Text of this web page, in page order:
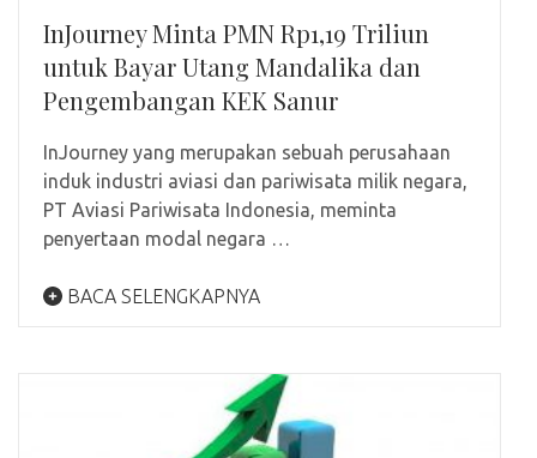
InJourney Minta PMN Rp1,19 Triliun
untuk Bayar Utang Mandalika dan
Pengembangan KEK Sanur
InJourney yang merupakan sebuah perusahaan
induk industri aviasi dan pariwisata milik negara,
PT Aviasi Pariwisata Indonesia, meminta
penyertaan modal negara …
BACA SELENGKAPNYA